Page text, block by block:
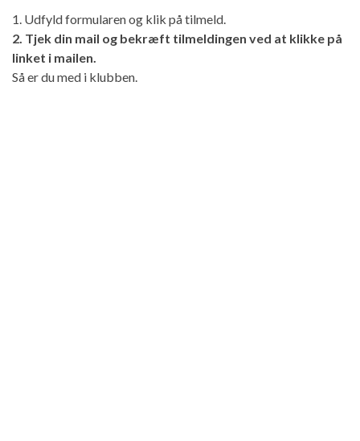
1. Udfyld formularen og klik på tilmeld.
2. Tjek din mail og bekræft tilmeldingen ved at klikke på
linket i mailen.
Så er du med i klubben.